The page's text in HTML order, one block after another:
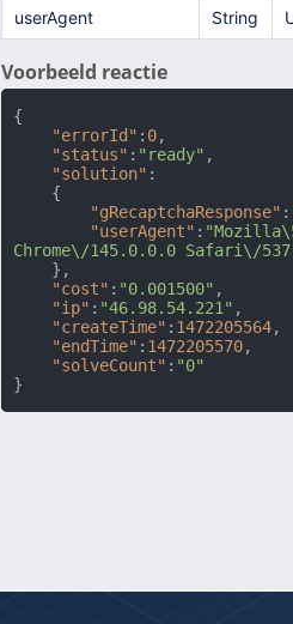
userAgent String
Voorbeeld reactie
{
"errorId" : 0,
"status" : "ready" ,
"solution" :
{
"gRecaptchaResponse" :
"userAgent" :
Chrome\/145.0.0.0 Safari\/
} ,
"cost" : "0.001500" ,
"ip" : "46.98.54.221" ,
"createTime" : 1472205564,
"endTime" : 1472205570,
"solveCount" : "0"
}